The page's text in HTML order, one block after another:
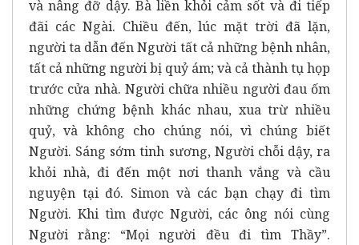
và nâng đỡ dậy. Bà liền khỏi cảm sốt và đi tiếp
đãi các Ngài. Chiều đến, lúc mặt trời đã lặn,
người ta dẫn đến Người tất cả những bệnh nhân,
tất cả những người bị quỷ ám; và cả thành tụ họp
trước cửa nhà. Người chữa nhiều người đau ốm
những chứng bệnh khác nhau, xua trừ nhiều
quỷ, và không cho chúng nói, vì chúng biết
Người. Sáng sớm tinh sương, Người chỗi dậy, ra
khỏi nhà, đi đến một nơi thanh vắng và cầu
nguyện tại đó. Simon và các bạn chạy đi tìm
Người. Khi tìm được Người, các ông nói cùng
Người rằng: “Mọi người đều đi tìm Thầy”.